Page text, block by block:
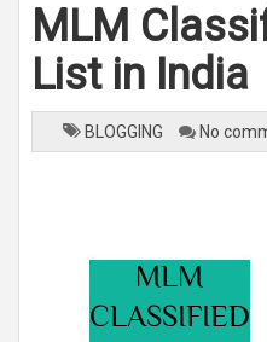
MLM
List in India
BLOGGING No